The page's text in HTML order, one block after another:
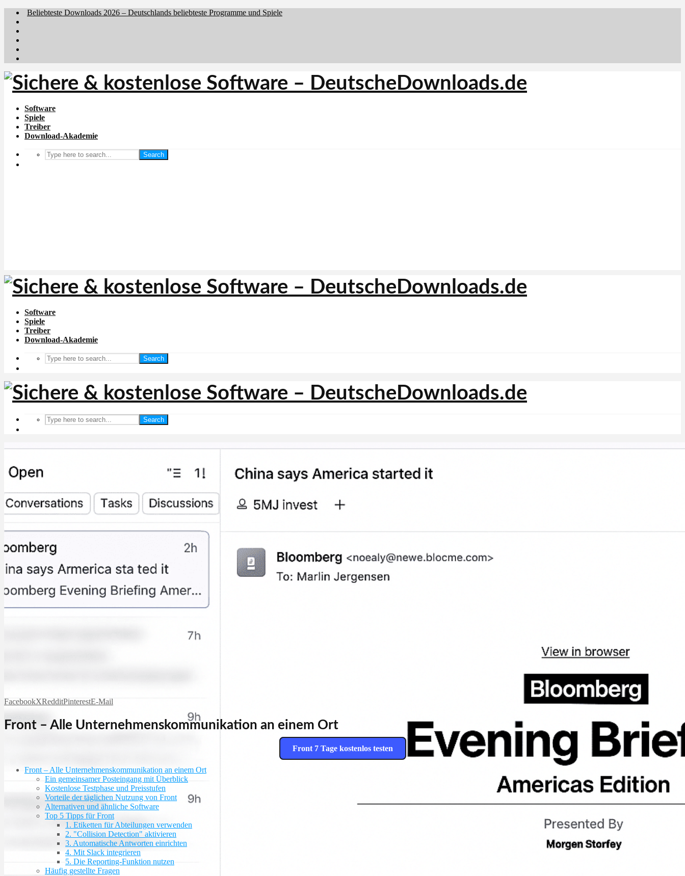
Beliebteste Downloads 2026 – Deutschlands beliebteste Programme und Spiele
Software
Spiele
Treiber
Download-Akademie
Search
Software
Spiele
Treiber
Download-Akademie
Search
Search
FacebookXRedditPinterestE-Mail
Front – Alle Unternehmenskommunikation an einem Ort
Front 7 Tage kostenlos testen
Front – Alle Unternehmenskommunikation an einem Ort
Ein gemeinsamer Posteingang mit Überblick
Kostenlose Testphase und Preisstufen
Vorteile der täglichen Nutzung von Front
Alternativen und ähnliche Software
Top 5 Tipps für Front
1. Etiketten für Abteilungen verwenden
2. "Collision Detection" aktivieren
3. Automatische Antworten einrichten
4. Mit Slack integrieren
5. Die Reporting-Funktion nutzen
Häufig gestellte Fragen